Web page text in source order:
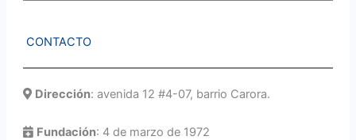
CONTACTO
Dirección: avenida 12 #4-07, barrio Carora.
Fundación: 4 de marzo de 1972